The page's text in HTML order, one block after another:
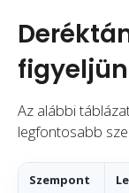
Az alábbi
legfontosabb
Szempont